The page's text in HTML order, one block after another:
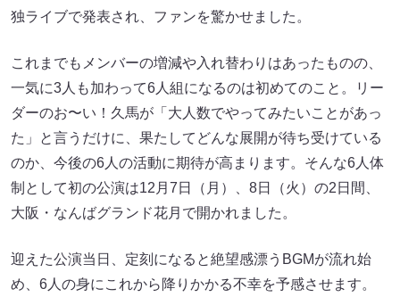
独ライブで発表され、ファンを驚かせました。
これまでもメンバーの増減や入れ替わりはあったものの、
一気に3人も加わって6人組になるのは初めてのこと。リー
ダーのお〜い！久馬が「大人数でやってみたいことがあっ
た」と言うだけに、果たしてどんな展開が待ち受けている
のか、今後の6人の活動に期待が高まります。そんな6人体
制として初の公演は12月7日（月）、8日（火）の2日間、
大阪・なんばグランド花月で開かれました。
迎えた公演当日、定刻になると絶望感漂うBGMが流れ始
め、6人の身にこれから降りかかる不幸を予感させます。